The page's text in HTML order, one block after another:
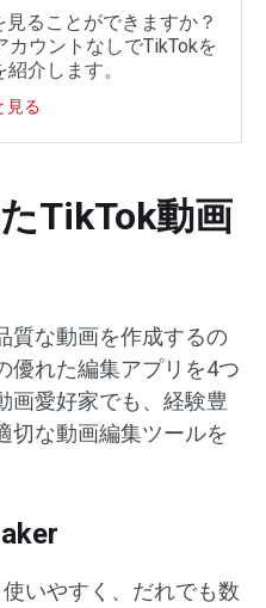
ることができますか？
カウントなしでTikTokを
介します。
見る
TikTok動画
質な動画を作成するの
優れた編集アプリを4つ
画愛好家でも、経験豊
切な動画編集ツールを
いやすく、だれでも数